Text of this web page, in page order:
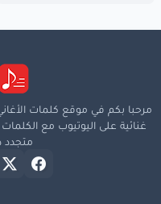
مرحبا بكم في موقع كلمات
غنائية على اليوتيوب مع
متجدد